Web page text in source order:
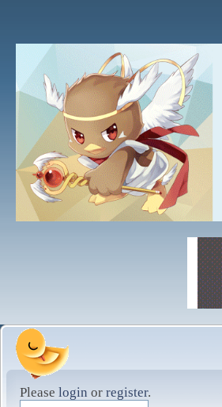
Please login or register.